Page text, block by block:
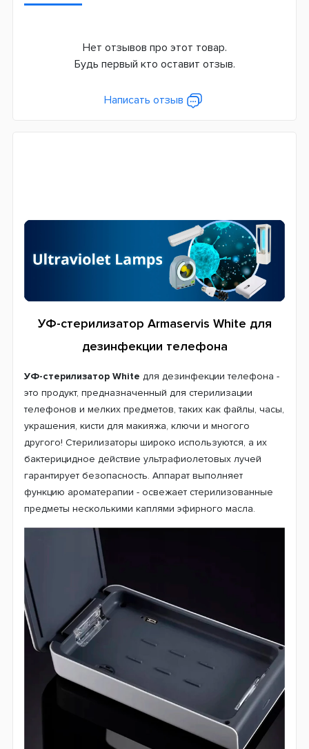
Нет отзывов про этот товар.
Будь первый кто оставит отзыв.
Написать отзыв
УФ-стерилизатор Armaservis White для
дезинфекции телефона
УФ-стерилизатор White для дезинфекции телефона -
это продукт, предназначенный для стерилизации
телефонов и мелких предметов, таких как файлы, часы,
украшения, кисти для макияжа, ключи и многого
другого! Стерилизаторы широко используются, а их
бактерицидное действие ультрафиолетовых лучей
гарантирует безопасность. Аппарат выполняет
функцию ароматерапии - освежает стерилизованные
предметы несколькими каплями эфирного масла.